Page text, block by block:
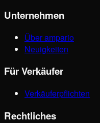
Unternehmen
Über ampario
Neuigkeiten
Für Verkäufer
Verkäuferpflichten
Rechtliches